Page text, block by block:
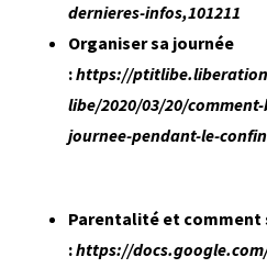
dernieres-infos,101211
Organiser sa journée
:https://
libe/2020/03/20/
journee-pendant-le-
Parentalité et comment
:https://